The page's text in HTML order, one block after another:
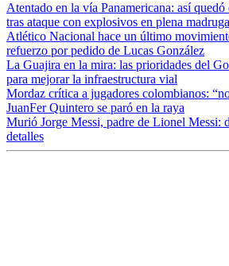
Atentado en la vía Panamericana: así
tras ataque con explosivos en plena
Atlético Nacional hace un último
refuerzo por pedido de Lucas González
La Guajira en la mira: las prioridades del
para mejorar la infraestructura vial
Mordaz crítica a jugadores colombianos:
JuanFer Quintero se paró en la raya
Murió Jorge Messi, padre de Lionel Messi:
detalles